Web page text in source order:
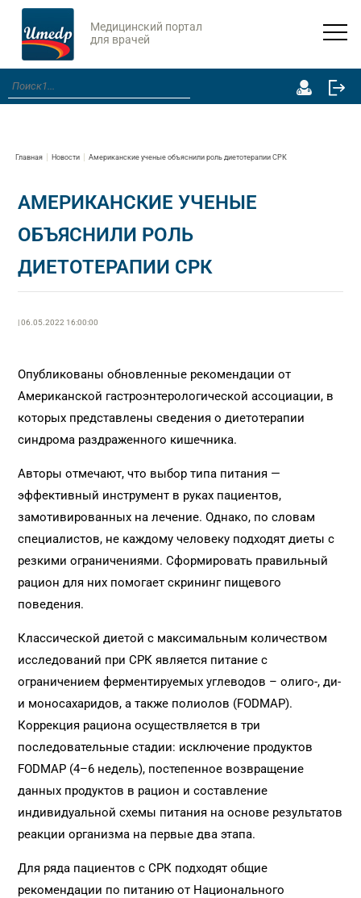
Медицинский портал
для врачей
Главная Новости Американские ученые объяснили роль диетотерапии СРК
АМЕРИКАНСКИЕ УЧЕНЫЕ
ОБЪЯСНИЛИ РОЛЬ
ДИЕТОТЕРАПИИ СРК
| 06.05.2022 16:00:00
Опубликованы обновленные рекомендации от
Американской гастроэнтерологической ассоциации, в
которых представлены сведения о диетотерапии
синдрома раздраженного кишечника.
Авторы отмечают, что выбор типа питания —
эффективный инструмент в руках пациентов,
замотивированных на лечение. Однако, по словам
специалистов, не каждому человеку подходят диеты с
резкими ограничениями. Сформировать правильный
рацион для них помогает скрининг пищевого
поведения.
Классической диетой с максимальным количеством
исследований при СРК является питание с
ограничением ферментируемых углеводов – олиго-, ди-
и моносахаридов, а также полиолов (FODMAP).
Коррекция рациона осуществляется в три
последовательные стадии: исключение продуктов
FODMAP (4–6 недель), постепенное возвращение
данных продуктов в рацион и составление
индивидуальной схемы питания на основе результатов
реакции организма на первые два этапа.
Для ряда пациентов с СРК подходят общие
рекомендации по питанию от Национального